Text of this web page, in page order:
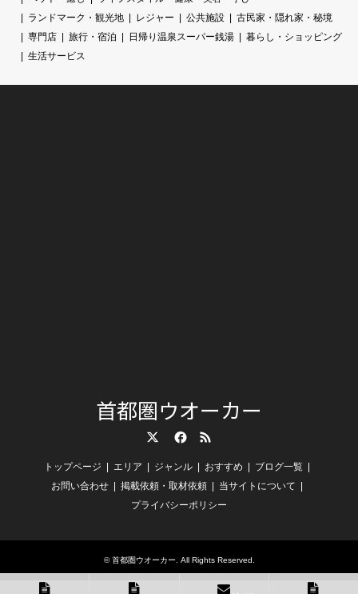
ランドマーク・観光地
レジャー 公共施設
古民家・隠れ家・秘境
専門店
旅行・宿泊 日帰り温泉スーパー銭湯
暮らし・ショッピング
生活サービス
首都圏ウオーカー
トップページ エリア ジャンル おすすめ
ブログ一覧
お問い合わせ
掲載依頼・取材依頼
当サイトについて
プライバシーポリシー
©首都圏ウオーカー. All Rights Reserved.